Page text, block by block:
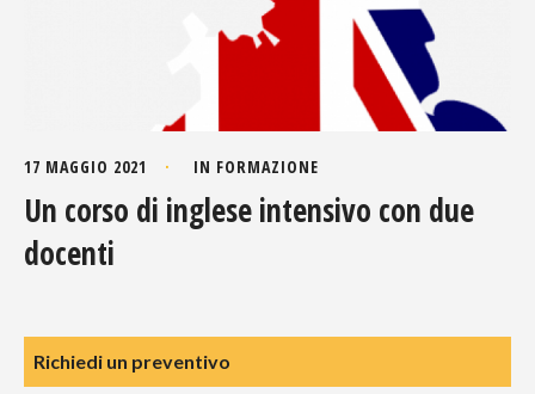
17 MAGGIO 2021 IN FORMAZIONE
Un corso di inglese intensivo con due
docenti
Richiedi un preventivo